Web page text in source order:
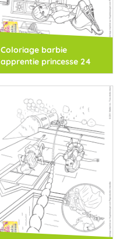
Coloriage barbie
apprentie princesse 24